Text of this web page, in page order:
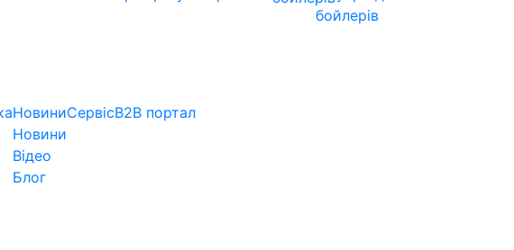
бойлерів
Новини
Новини
Відео
Блог
СервісB2B портал